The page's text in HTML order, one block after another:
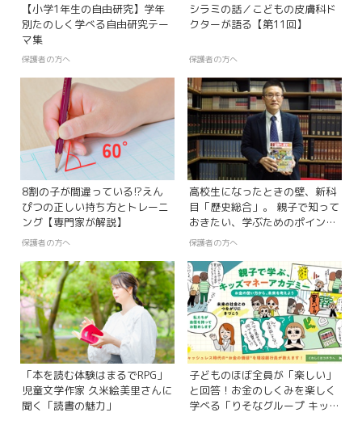
【小学1年生の自由研究】学年
別たのしく学べる自由研究テー
マ集
保護者の方へ
シラミの話／こどもの皮膚科ド
クターが語る【第11回】
保護者の方へ
8割の子が間違っている!?えん
ぴつの正しい持ち方とトレーニ
ング【専門家が解説】
保護者の方へ
高校生になったときの壁、新科
目「歴史総合」。 親子で知って
おきたい、学ぶためのポイン
ト！
保護者の方へ
「本を読む体験はまるでRPG」
児童文学作家 久米絵美里さんに
聞く「読書の魅力」
子どものほぼ全員が「楽しい」
と回答！お金のしくみを楽しく
学べる「りそなグループ キッズ